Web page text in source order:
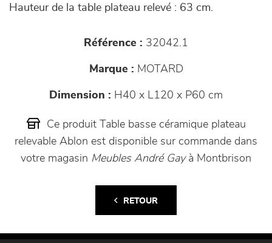
Hauteur de la table plateau relevé : 63 cm.
Référence : 32042.1
Marque : MOTARD
Dimension : H40 x L120 x P60 cm
Ce produit Table basse céramique plateau
relevable Ablon est disponible sur commande dans
votre magasin Meubles André Gayà Montbrison
RETOUR